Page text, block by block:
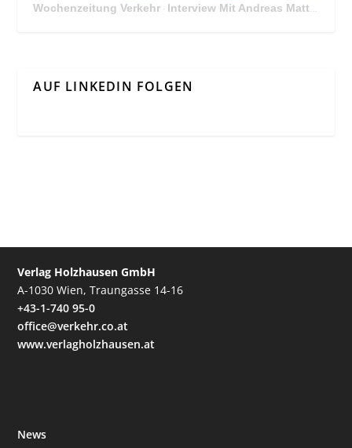
Wochenzeitung Verkehr · Interview Mit Andreas Matthä, CEO der ÖBB Holding
AUF LINKEDIN FOLGEN
Verlag Holzhausen GmbH
A-1030 Wien, Traungasse 14-16
+43-1-740 95-0
office@verkehr.co.at
www.verlagholzhausen.at
News